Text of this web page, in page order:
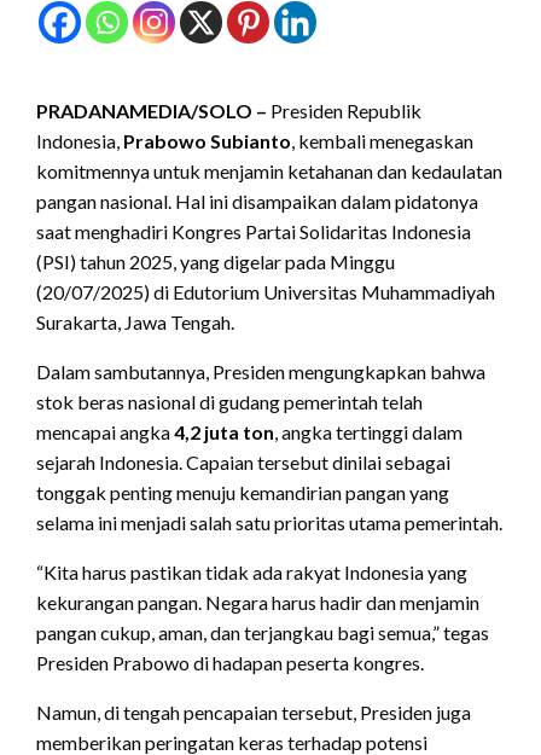
PRADANAMEDIA/SOLO – Presiden Republik
Indonesia, Prabowo Subianto , kembali menegaskan
komitmennya untuk menjamin ketahanan dan kedaulatan
pangan nasional. Hal ini disampaikan dalam pidatonya
saat menghadiri Kongres Partai Solidaritas Indonesia
(PSI) tahun 2025, yang digelar pada Minggu
(20/07/2025) di Edutorium Universitas Muhammadiyah
Surakarta, Jawa Tengah.
Dalam sambutannya, Presiden mengungkapkan bahwa
stok beras nasional di gudang pemerintah telah
mencapai angka4,2 juta ton , angka tertinggi dalam
sejarah Indonesia. Capaian tersebut dinilai sebagai
tonggak penting menuju kemandirian pangan yang
selama ini menjadi salah satu prioritas utama pemerintah.
“Kita harus pastikan tidak ada rakyat Indonesia yang
kekurangan pangan. Negara harus hadir dan menjamin
pangan cukup, aman, dan terjangkau bagi semua,” tegas
Presiden Prabowo di hadapan peserta kongres.
Namun, di tengah pencapaian tersebut, Presiden juga
memberikan peringatan keras terhadap potensi